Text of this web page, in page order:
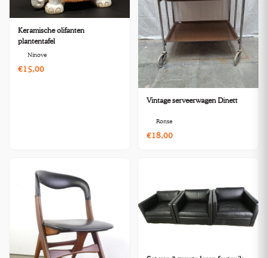
Keramische olifanten
plantentafel
Ninove
€15,00
Vintage serveerwagen Dinett
Ronse
€18,00